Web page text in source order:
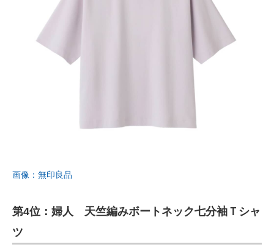
画像：無印良品
第4位：婦人 天竺編みボートネック七分袖Ｔシャ
ツ